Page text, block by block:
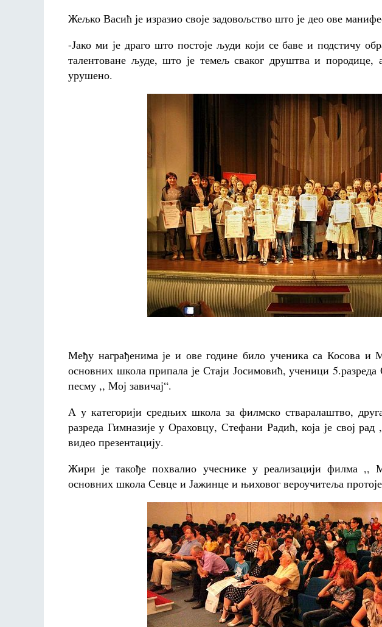
Жељко Васић је изразио своје задовољство што је део ове
-Јако ми је драго што постоје људи који се баве и подстичу
талентоване људе, што је темељ сваког друштва и
урушено.
Међу награђенима је и ове године било ученика са Косова и
основних школа припала је Стаји Јосимовић, ученици
песму ,, Мој завичај“.
А у категорији средњих школа за филмско стваралаштво,
разреда Гимназије у Ораховцу, Стефани Радић, која је свој
видео презентацију.
Жири је такође похвалио учеснике у реализацији филма ,,
основних школа Севце и Јажинце и њиховог вероучитеља